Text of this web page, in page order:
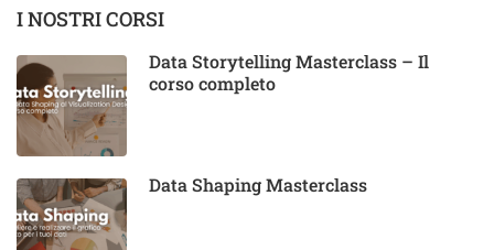
I NOSTRI CORSI
Data Storytelling Masterclass – Il
corso completo
Data Shaping Masterclass